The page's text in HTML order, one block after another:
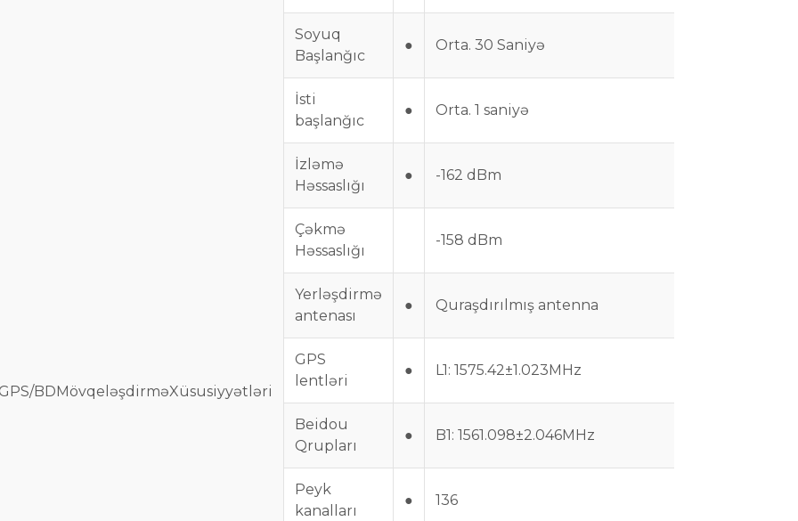
GPS/BDMövqeləşdirməXüsusiyyətləri
Soyuq
Başlanğıc
● Orta. 30 Saniyə
İsti
başlanğıc
● Orta. 1 saniyə
İzləmə
Həssaslığı
● -162 dBm
Çəkmə
Həssaslığı
-158 dBm
Yerləşdirmə
antenası
● Quraşdırılmış antenna
GPS
lentləri
● L1: 1575.42±1.023MHz
Beidou
Qrupları
● B1: 1561.098±2.046MHz
Peyk
kanalları
● 136